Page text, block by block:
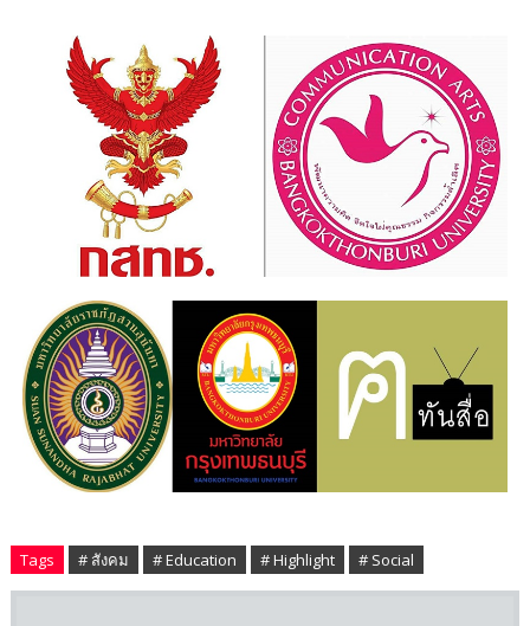
Tags # สังคม # Education # Highlight # Social